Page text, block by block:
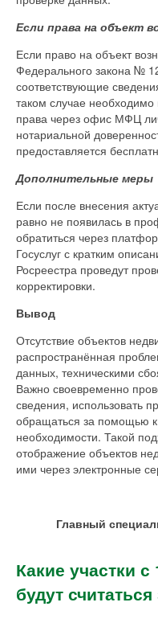
Если права на объект
Если право на объект
Федерального закона №
соответствующие
таком случае
права через офис МФЦ
нотариальной
предоставляется
Дополнительные меры
Если после внесения
равно не появилась в
обратиться через
Госуслуг с кратким
Росреестра проведут
корректировки.
Вывод
Отсутствие объектов
распространённая
данных, техническими
Важно своевременно
сведения, использовать
обращаться за помощью
необходимости. Такой
отображение объектов
ими через электронные
Главный
Какие участки
будут